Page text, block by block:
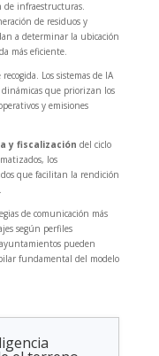
de infraestructuras.
de residuos y
a determinar la ubicación
más eficiente.
Los sistemas de IA
que priorizan los
y emisiones
y fiscalización del ciclo
los
que facilitan la rendición
de comunicación más
según perfiles
pueden
fundamental del modelo